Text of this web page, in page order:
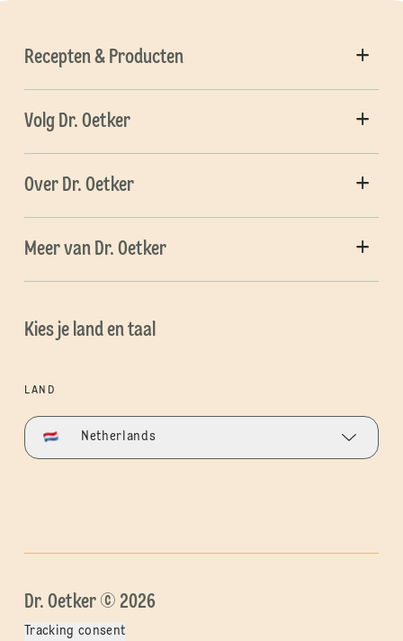
Recepten & Producten
Volg Dr. Oetker
Over Dr. Oetker
Meer van Dr. Oetker
Kies je land en taal
LAND
Netherlands
Dr. Oetker © 2026
Tracking consent